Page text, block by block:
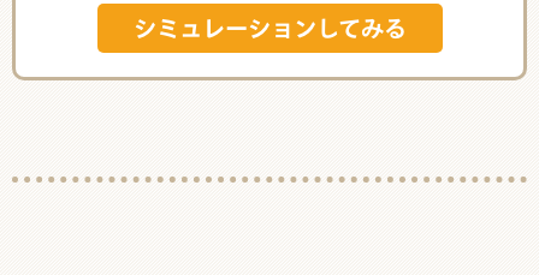
シミュレーションしてみる